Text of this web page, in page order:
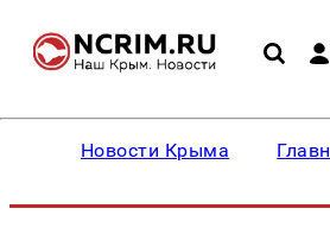
Новости Крыма